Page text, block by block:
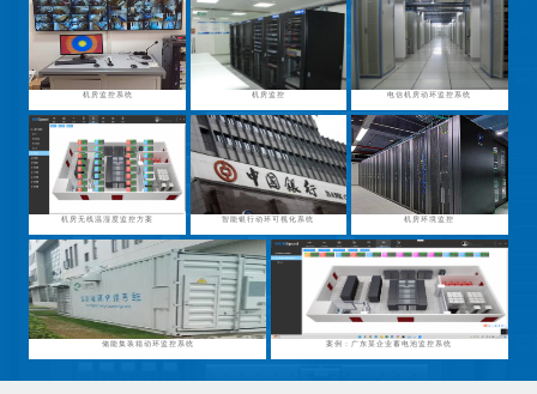
机房监控系统 机房监控 电信机房动环监控系统
机房无线温湿度监控方案 智能银行动环可视化系统 机房环境监控
储能集装箱动环监控系统 案例：广东某企业蓄电池监控系统